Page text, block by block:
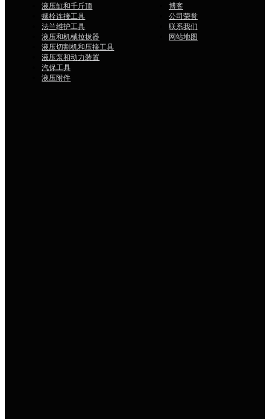
液压缸和千斤顶
螺栓连接工具
法兰维护工具
液压和机械拉拔器
液压切割机和压接工具
液压泵和动力装置
汽保工具
液压附件
博客
公司荣誉
联系我们
网站地图